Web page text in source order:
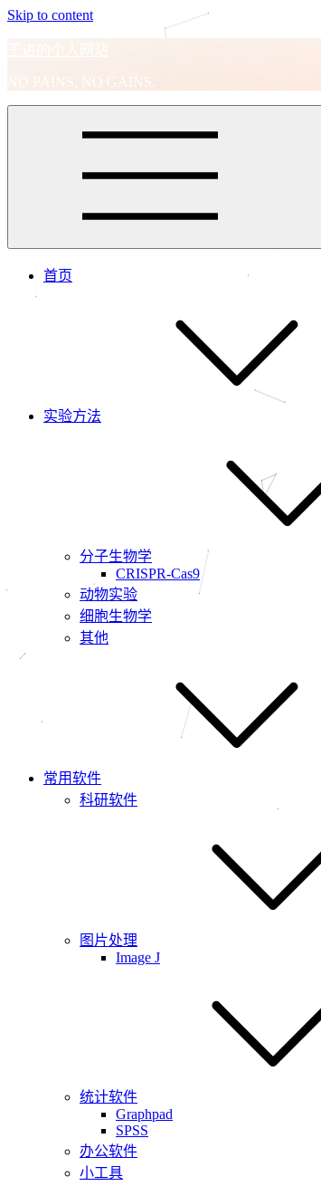
Skip to content
王进的个人网站
NO PAINS, NO GAINS.
首页
实验方法
分子生物学
CRISPR-Cas9
动物实验
细胞生物学
其他
常用软件
科研软件
图片处理
Image J
统计软件
Graphpad
SPSS
办公软件
小工具